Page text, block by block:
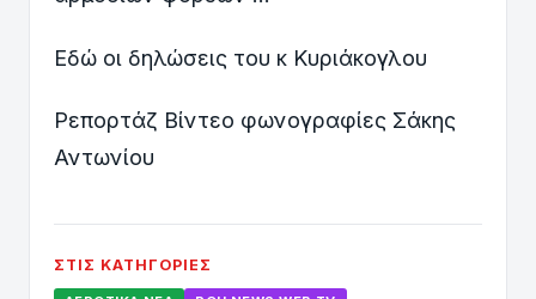
Εδώ οι δηλώσεις του κ Κυριάκογλου
Ρεπορτάζ Βίντεο φωνογραφίες Σάκης
Αντωνίου
ΣΤΙΣ ΚΑΤΗΓΟΡΊΕΣ